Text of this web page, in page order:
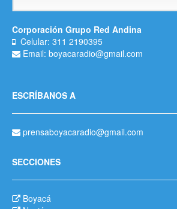
Corporación Grupo Red Andina
Celular: 311 2190395
Email: boyacaradio@gmail.com
ESCRÍBANOS A
prensaboyacaradio@gmail.com
SECCIONES
Boyacá